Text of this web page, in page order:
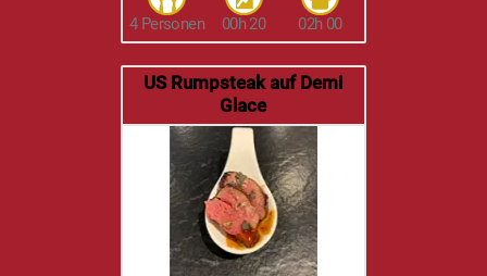
4 Personen 00h 20 02h 00
US Rumpsteak auf Demi
Glace